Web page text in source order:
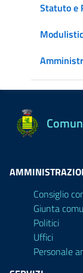
Statuto e
Consiglio
Giunta
Politici
Uffici
Personale